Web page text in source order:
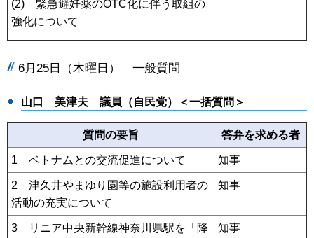
(2) 緊急避妊薬のOTC化に伴う取組の
強化について
6月25日（木曜日） 一般質問
山口 美津夫 議員（自民党）＜一括質問＞
質問の要旨 答弁を求める者
1 ベトナムとの交流促進について 知事
2 津久井やまゆり園等の施設利用者の
活動の充実について
知事
3 リニア中央新幹線神奈川県駅を「降
知事